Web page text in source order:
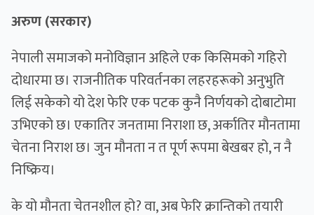
अरुण (सरकार)
नेपाली समाजको मनोविज्ञान अहिले एक किसिमको गहिरो
दोधारमा छ। राजनीतिक परिवर्तनका लहरहरूको अनुभुति
लिई सकेको यो देश फेरि एक पटक कुनै निर्णयको दोबाटोमा
उभिएको छ। एकातिर जनतामा निराशा छ, अर्कातिर मौनतामा
चेतना निराश छ। जुन मौनता न त पूर्ण रूपमा बेखबर हो, न नै
निष्क्रिय।
के यो मौनता चेतनशील हो? वा, अब फेरि क्रान्तिको तयारी